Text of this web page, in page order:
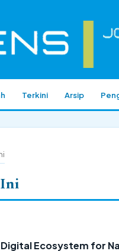
Terkini Arsip
Digital Ecosystem for